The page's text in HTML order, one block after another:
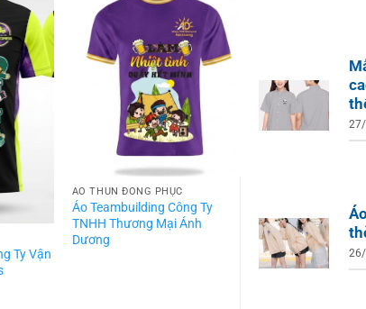
Ty Vận
ÁO THUN ĐỒNG PHỤC
Áo Teambuilding Công Ty
TNHH Thương Mại Ánh
Dương
ÁO THUN ĐỒNG
Áo Teambuilding
Thủy Sản Biển